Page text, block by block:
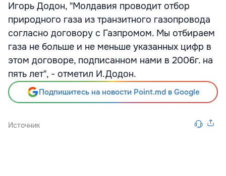
Игорь Додон, "Молдавия проводит отбор
природного газа из транзитного газопровода
согласно договору с Газпромом. Мы отбираем
газа не больше и не меньше указанных цифр в
этом договоре, подписанном нами в 2006г. на
пять лет", - отметил И.Додон.
Подпишитесь на новости Point.md в Google
Источник